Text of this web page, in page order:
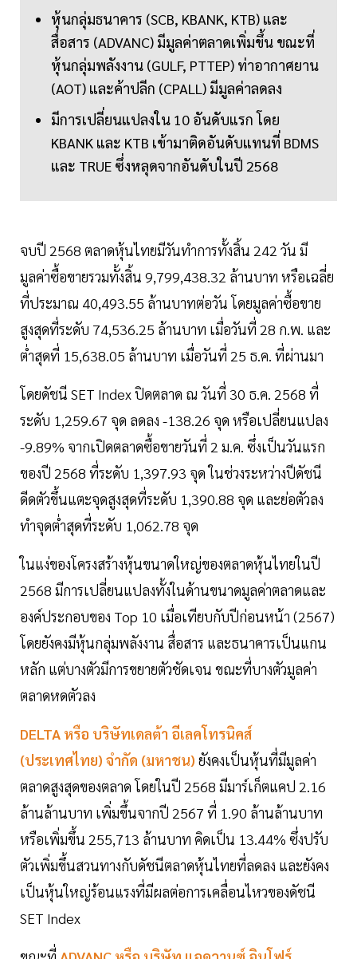
หุ้นกลุ่มธนาคาร (SCB, KBANK, KTB) และ
สื่อสาร (ADVANC) มีมูลค่าตลาดเพิ่มขึ้น ขณะที่
หุ้นกลุ่มพลังงาน (GULF, PTTEP) ท่าอากาศยาน
(AOT) และค้าปลีก (CPALL) มีมูลค่าลดลง
มีการเปลี่ยนแปลงใน 10 อันดับแรก โดย
KBANK และ KTB เข้ามาติดอันดับแทนที่ BDMS
และ TRUE ซึ่งหลุดจากอันดับในปี 2568
จบปี 2568 ตลาดหุ้นไทยมีวันทำการทั้งสิ้น 242 วัน มี
มูลค่าซื้อขายรวมทั้งสิ้น 9,799,438.32 ล้านบาท หรือเฉลี่ย
ที่ประมาณ 40,493.55 ล้านบาทต่อวัน โดยมูลค่าซื้อขาย
สูงสุดที่ระดับ 74,536.25 ล้านบาท เมื่อวันที่ 28 ก.พ. และ
ต่ำสุดที่ 15,638.05 ล้านบาท เมื่อวันที่ 25 ธ.ค. ที่ผ่านมา
โดยดัชนี SET Index ปิดตลาด ณ วันที่ 30 ธ.ค. 2568 ที่
ระดับ 1,259.67 จุด ลดลง -138.26 จุด หรือเปลี่ยนแปลง
-9.89% จากเปิดตลาดซื้อขายวันที่ 2 ม.ค. ซึ่งเป็นวันแรก
ของปี 2568 ที่ระดับ 1,397.93 จุด ในช่วงระหว่างปีดัชนี
ดีดตัวขึ้นแตะจุดสูงสุดที่ระดับ 1,390.88 จุด และย่อตัวลง
ทำจุดต่ำสุดที่ระดับ 1,062.78 จุด
ในแง่ของโครงสร้างหุ้นขนาดใหญ่ของตลาดหุ้นไทยในปี
2568 มีการเปลี่ยนแปลงทั้งในด้านขนาดมูลค่าตลาดและ
องค์ประกอบของ Top 10 เมื่อเทียบกับปีก่อนหน้า (2567)
โดยยังคงมีหุ้นกลุ่มพลังงาน สื่อสาร และธนาคารเป็นแกน
หลัก แต่บางตัวมีการขยายตัวชัดเจน ขณะที่บางตัวมูลค่า
ตลาดหดตัวลง
DELTA หรือ บริษัทเดลต้า อีเลคโทรนิคส์
(ประเทศไทย) จำกัด (มหาชน) ยังคงเป็นหุ้นที่มีมูลค่า
ตลาดสูงสุดของตลาด โดยในปี 2568 มีมาร์เก็ตแคป 2.16
ล้านล้านบาท เพิ่มขึ้นจากปี 2567 ที่ 1.90 ล้านล้านบาท
หรือเพิ่มขึ้น 255,713 ล้านบาท คิดเป็น 13.44% ซึ่งปรับ
ตัวเพิ่มขึ้นสวนทางกับดัชนีตลาดหุ้นไทยที่ลดลง และยังคง
เป็นหุ้นใหญ่ร้อนแรงที่มีผลต่อการเคลื่อนไหวของดัชนี
SET Index